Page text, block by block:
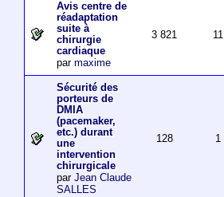
Avis centre de
réadaptation
suite à
chirurgie
cardiaque
par maxime
3 821 11
Sécurité des
porteurs de
DMIA
(pacemaker,
etc.) durant
une
intervention
chirurgicale
par Jean Claude
SALLES
128 1